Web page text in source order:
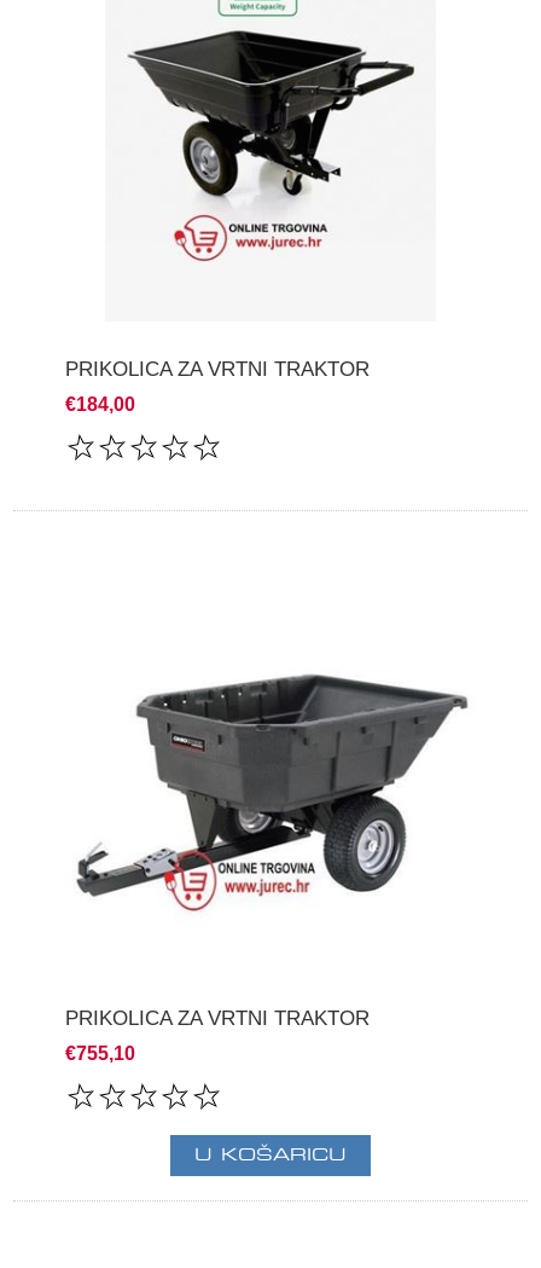
PRIKOLICA ZA VRTNI TRAKTOR
€184,00
PRIKOLICA ZA VRTNI TRAKTOR
€755,10